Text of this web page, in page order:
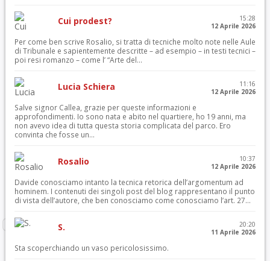
Cui prodest?
15:28
12 Aprile 2026
Per come ben scrive Rosalio, si tratta di tecniche molto note nelle Aule
di Tribunale e sapientemente descritte – ad esempio – in testi tecnici –
poi resi romanzo – come l’ “Arte del...
Lucia Schiera
11:16
12 Aprile 2026
Salve signor Callea, grazie per queste informazioni e
approfondimenti. Io sono nata e abito nel quartiere, ho 19 anni, ma
non avevo idea di tutta questa storia complicata del parco. Ero
convinta che fosse un...
Rosalio
10:37
12 Aprile 2026
Davide conosciamo intanto la tecnica retorica dell’argomentum ad
hominem. I contenuti dei singoli post del blog rappresentano il punto
di vista dell’autore, che ben conosciamo come conosciamo l’art. 27...
S.
20:20
11 Aprile 2026
Sta scoperchiando un vaso pericolosissimo.